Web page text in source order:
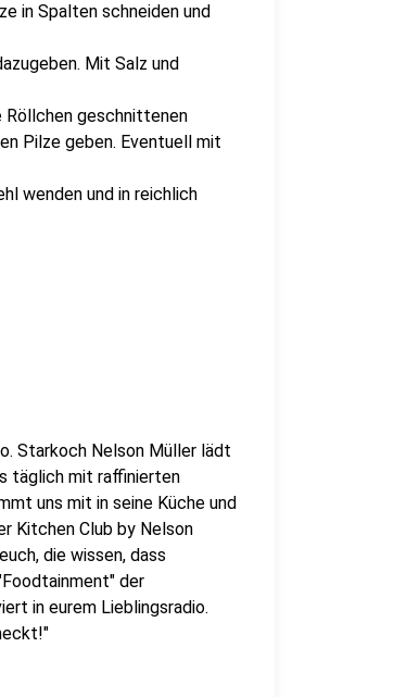
in Spalten schneiden und
Mit Salz und
Röllchen geschnittenen
Pilze geben. Eventuell mit
wenden und in reichlich
Starkoch Nelson Müller lädt
täglich mit raffinierten
uns mit in seine Küche und
Kitchen Club by Nelson
die wissen, dass
der
in eurem Lieblingsradio.